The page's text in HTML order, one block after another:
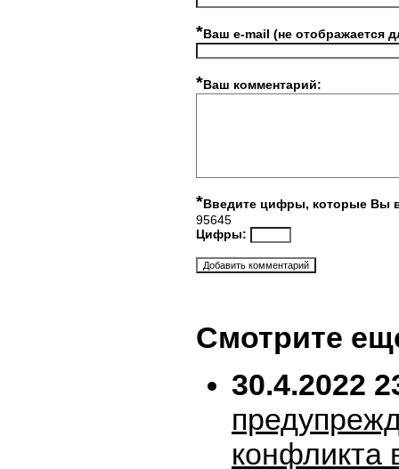
*Ваш e-mail (не отображается
*Ваш комментарий:
*Введите цифры, которые Вы
95645
Цифры:
Смотрите
30.4.2022
конфликта